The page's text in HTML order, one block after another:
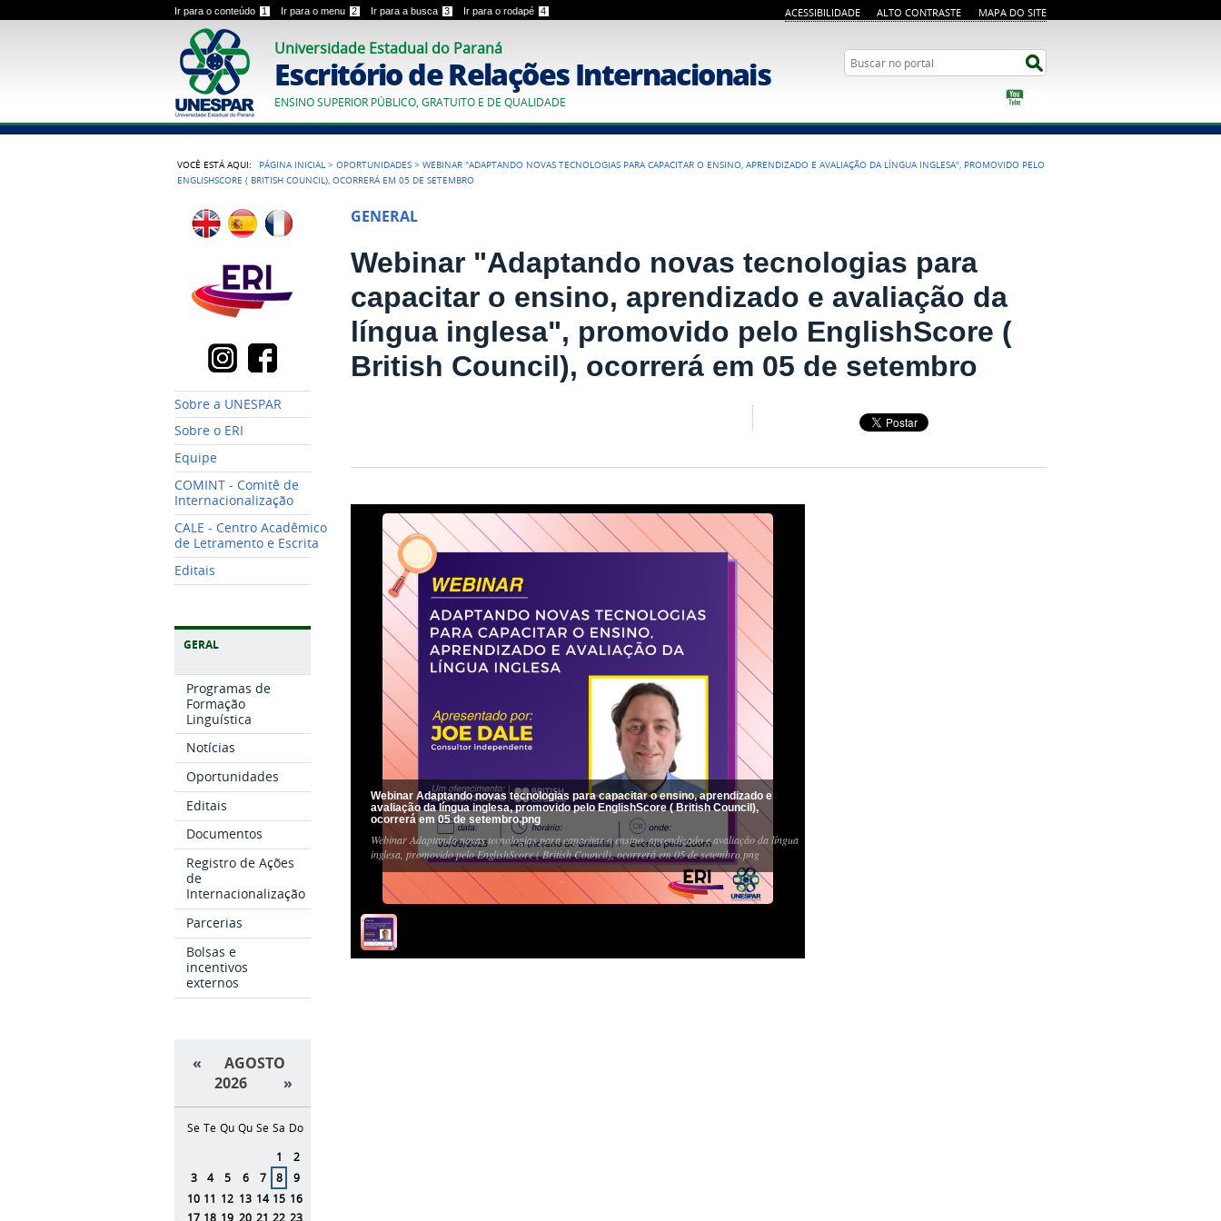
Ir para o conteúdo 1 Ir para o menu 2 Ir para a busca 3 Ir para o rodapé 4 ACESSIBILIDADE ALTO CONTRASTE MAPA DO SITE
Universidade Estadual do Paraná
Escritório de Relações Internacionais
ENSINO SUPERIOR PÚBLICO, GRATUITO E DE QUALIDADE
Busca
VOCÊ ESTÁ AQUI: PÁGINA INICIAL >OPORTUNIDADES >WEBINAR "ADAPTANDO NOVAS TECNOLOGIAS PARA CAPACITAR O ENSINO, APRENDIZADO E AVALIAÇÃO DA LÍNGUA INGLESA", PROMOVIDO PELO
ENGLISHSCORE ( BRITISH COUNCIL), OCORRERÁ EM 05 DE SETEMBRO
Sobre a UNESPAR
Sobre o ERI
Equipe
COMINT - Comitê de
Internacionalização
CALE - Centro Acadêmico
de Letramento e Escrita
Editais
GERAL
Programas de
Formação
Linguística
Notícias
Oportunidades
Editais
Documentos
Registro de Ações
de
Internacionalização
Parcerias
Bolsas e
incentivos
externos
«
AGOSTO
2026
»
Se Te Qu Qu Se Sa Do
1
2
3
4 5 6 7 8
9
10 11 12 13 14 15 16
17 18 19 20 21 22 23
GENERAL
Webinar "Adaptando novas tecnologias para
capacitar o ensino, aprendizado e avaliação da
língua inglesa", promovido pelo EnglishScore (
British Council), ocorrerá em 05 de setembro
Webinar Adaptando novas tecnologias para capacitar o ensino, aprendizado e
avaliação da língua inglesa, promovido pelo EnglishScore ( British Council),
ocorrerá em 05 de setembro.png
Webinar Adaptando novas tecnologias para capacitar o ensino, aprendizado e avaliação da língua
inglesa, promovido pelo EnglishScore ( British Council), ocorrerá em 05 de setembro.png